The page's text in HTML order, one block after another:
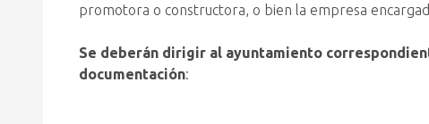
promotora o constructora, o bien la empresa
Se deberán dirigir al ayuntamiento
documentación: